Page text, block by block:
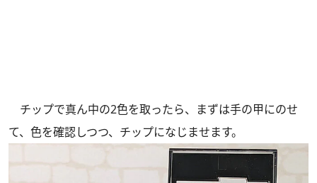
チップで真ん中の2色を取ったら、まずは手の甲にのせ
て、色を確認しつつ、チップになじませます。